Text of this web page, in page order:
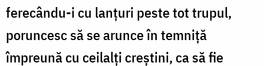
ferecându-i cu lanţuri peste tot trupul,
poruncesc să se arunce în temniţă
împreună cu ceilalţi creştini, ca să fie